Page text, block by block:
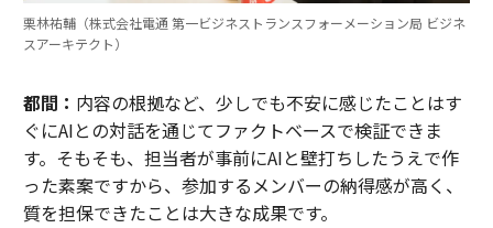
栗林祐輔（株式会社電通 第一ビジネストランスフォーメーション局 ビジネ
スアーキテクト）
都間： 内容の根拠など、少しでも不安に感じたことはす
ぐにAIとの対話を通じてファクトベースで検証できま
す。そもそも、担当者が事前にAIと壁打ちしたうえで作
った素案ですから、参加するメンバーの納得感が高く、
質を担保できたことは大きな成果です。